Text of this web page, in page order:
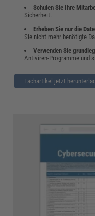
Schulen Sie Ihre
Sicherheit.
Erheben Sie nur die
Sie nicht mehr benötigte
Verwenden Sie
Antiviren-Programme und
Fachartikel jetzt